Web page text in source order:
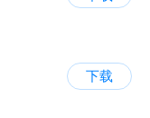
下载